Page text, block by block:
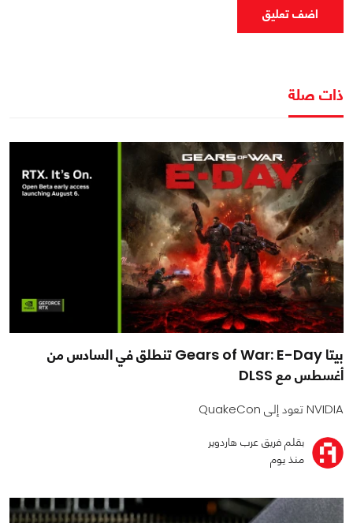
اضف تعليق
ذات صلة
بيتا Gears of War: E-Day تنطلق في السادس من
أغسطس مع DLSS
NVIDIA تعود إلى QuakeCon
بقلم فريق عرب هاردوير
منذ يوم